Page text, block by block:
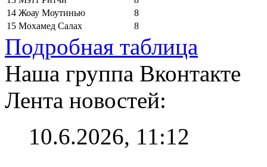
14 Жоау Моутинью
8
15 Мохамед Салах 8
Подробная таблица
Наша группа Вконтакте
Лента новостей:
10.6.2026, 11:12